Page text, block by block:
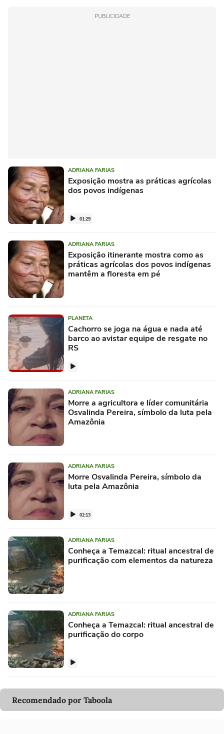
PUBLICIDADE
ADRIANA FARIAS
Exposição mostra as práticas agrícolas
dos povos indígenas
01:29
ADRIANA FARIAS
Exposição itinerante mostra como as
práticas agrícolas dos povos indígenas
mantêm a floresta em pé
PLANETA
Cachorro se joga na água e nada até
barco ao avistar equipe de resgate no
RS
ADRIANA FARIAS
Morre a agricultora e líder comunitária
Osvalinda Pereira, símbolo da luta pela
Amazônia
ADRIANA FARIAS
Morre Osvalinda Pereira, símbolo da
luta pela Amazônia
02:13
ADRIANA FARIAS
Conheça a Temazcal: ritual ancestral de
purificação com elementos da natureza
ADRIANA FARIAS
Conheça a Temazcal: ritual ancestral de
purificação do corpo
Recomendado por Taboola